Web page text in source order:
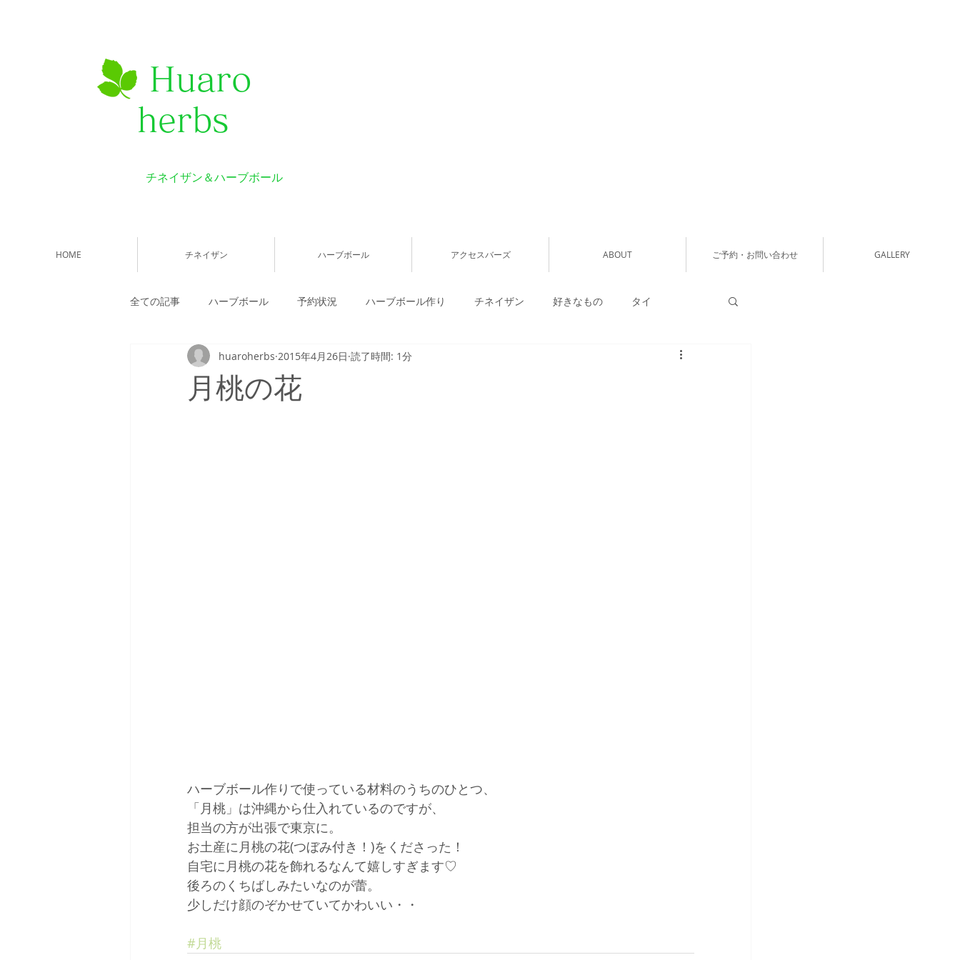
Huaro
herbs
チネイザン＆ハーブボール
HOME チネイザン ハーブボール アクセスバーズ ABOUT ご予約・お問い合わせ GALLERY
全ての記事 ハーブボール 予約状況 ハーブボール作り チネイザン 好きなもの タイ
月桃の花
huaroherbs 2015年4月26日 読了時間: 1分
ハーブボール作りで使っている材料のうちのひとつ、
「月桃」は沖縄から仕入れているのですが、
担当の方が出張で東京に。
お土産に月桃の花(つぼみ付き！)をくださった！
自宅に月桃の花を飾れるなんて嬉しすぎます♡
後ろのくちばしみたいなのが蕾。
少しだけ顔のぞかせていてかわいい・・
#月桃